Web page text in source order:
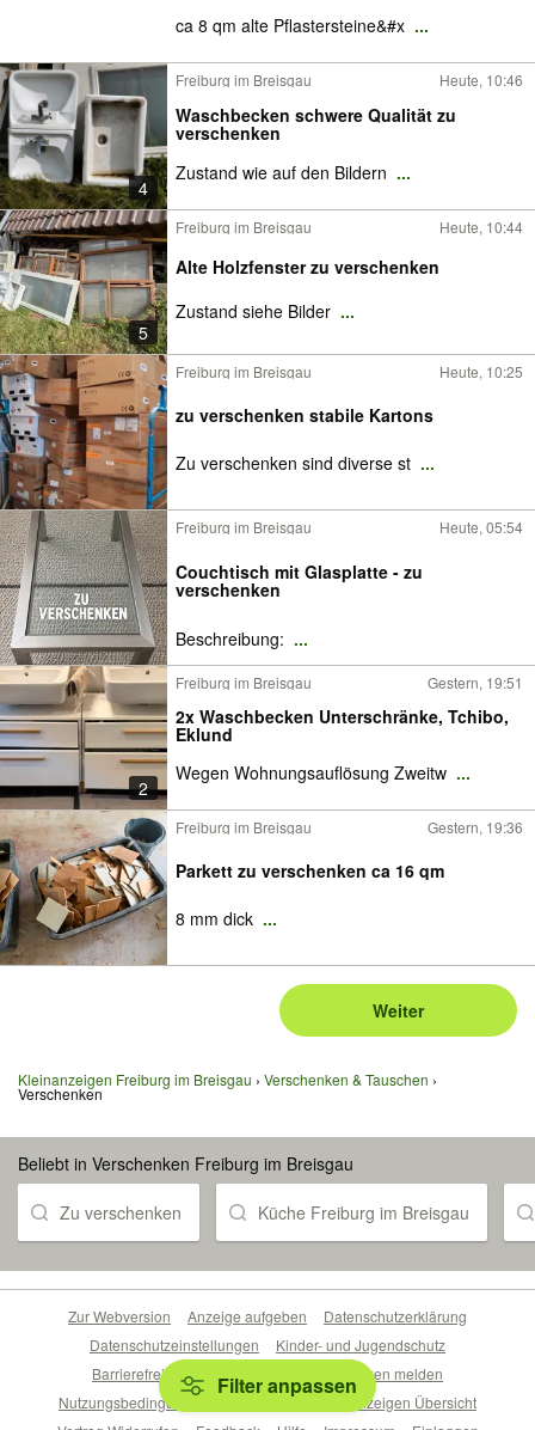
ca 8 qm alte Pflastersteine&#x ...
4
Freiburg im Breisgau Heute, 10:46
Waschbecken schwere Qualität zu
verschenken
Zustand wie auf den Bildern ...
5
Freiburg im Breisgau Heute, 10:44
Alte Holzfenster zu verschenken
Zustand siehe Bilder ...
Freiburg im Breisgau Heute, 10:25
zu verschenken stabile Kartons
Zu verschenken sind diverse st ...
Freiburg im Breisgau Heute, 05:54
Couchtisch mit Glasplatte - zu
verschenken
Beschreibung: ...
2
Freiburg im Breisgau Gestern, 19:51
2x Waschbecken Unterschränke, Tchibo,
Eklund
Wegen Wohnungsauflösung Zweitw ...
Freiburg im Breisgau Gestern, 19:36
Parkett zu verschenken ca 16 qm
8 mm dick ...
Weiter
Kleinanzeigen Freiburg im Breisgau Verschenken & Tauschen
Verschenken
Beliebt in Verschenken Freiburg im Breisgau
Zu verschenken Küche Freiburg im Breisgau
Filter anpassen
Zur Webversion Anzeige aufgeben
Datenschutzerklärung
Datenschutzeinstellungen
Kinder- und Jugendschutz
Barrierefreiheitserklärung
Sicherheitslücken melden
Nutzungsbedingungen
Beliebte Suchen
Anzeigen Übersicht